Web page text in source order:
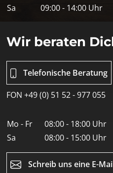
Sa
09:00 - 14:00 Uhr
Wir beraten
Telefonische Beratung
FON +49 (0) 51 52 - 977 055
Mo - Fr
08:00 - 18:00 Uhr
Sa
08:00 - 15:00 Uhr
Schreib uns eine E-